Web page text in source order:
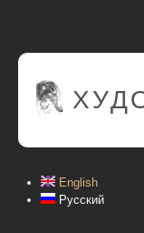
English
Русский